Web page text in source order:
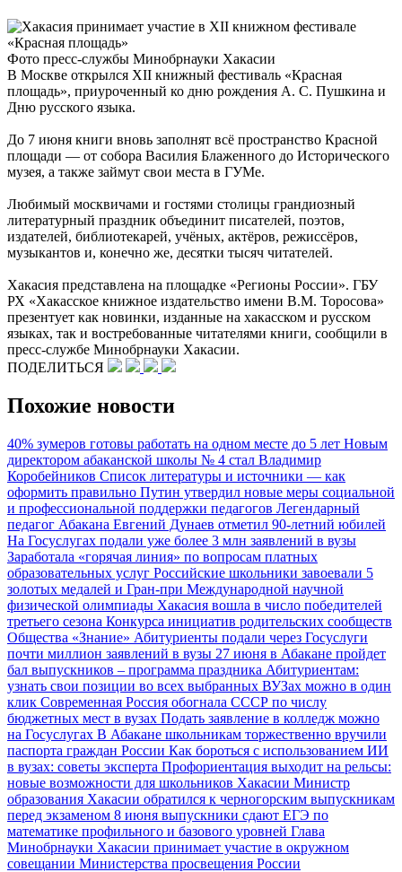
Фото пресс-службы Минобрнауки Хакасии
В Москве открылся XII книжный фестиваль «Красная
площадь», приуроченный ко дню рождения А. С. Пушкина и
Дню русского языка.
До 7 июня книги вновь заполнят всё пространство Красной
площади — от собора Василия Блаженного до Исторического
музея, а также займут свои места в ГУМе.
Любимый москвичами и гостями столицы грандиозный
литературный праздник объединит писателей, поэтов,
издателей, библиотекарей, учёных, актёров, режиссёров,
музыкантов и, конечно же, десятки тысяч читателей.
Хакасия представлена на площадке «Регионы России». ГБУ
РХ «Хакасское книжное издательство имени В.М. Торосова»
презентует как новинки, изданные на хакасском и русском
языках, так и востребованные читателями книги, сообщили в
пресс-службе Минобрнауки Хакасии.
ПОДЕЛИТЬСЯ
Похожие новости
40% зумеров готовы работать на одном месте до 5 лет Новым
директором абаканской школы № 4 стал Владимир
Коробейников Список литературы и источники — как
оформить правильно Путин утвердил новые меры социальной
и профессиональной поддержки педагогов Легендарный
педагог Абакана Евгений Дунаев отметил 90-летний юбилей
На Госуслугах подали уже более 3 млн заявлений в вузы
Заработала «горячая линия» по вопросам платных
образовательных услуг Российские школьники завоевали 5
золотых медалей и Гран-при Международной научной
физической олимпиады Хакасия вошла в число победителей
третьего сезона Конкурса инициатив родительских сообществ
Общества «Знание» Абитуриенты подали через Госуслуги
почти миллион заявлений в вузы 27 июня в Абакане пройдет
бал выпускников – программа праздника Абитуриентам:
узнать свои позиции во всех выбранных ВУЗах можно в один
клик Современная Россия обогнала СССР по числу
бюджетных мест в вузах Подать заявление в колледж можно
на Госуслугах В Абакане школьникам торжественно вручили
паспорта граждан России Как бороться с использованием ИИ
в вузах: советы эксперта Профориентация выходит на рельсы:
новые возможности для школьников Хакасии Министр
образования Хакасии обратился к черногорским выпускникам
перед экзаменом 8 июня выпускники сдают ЕГЭ по
математике профильного и базового уровней Глава
Минобрнауки Хакасии принимает участие в окружном
совещании Министерства просвещения России